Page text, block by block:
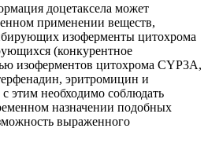
доцетаксела может
применении веществ,
изоферменты цитохрома
(конкурентное
изоферментов цитохрома CYP3A,
эритромицин и
этим необходимо соблюдать
назначении подобных
выраженного